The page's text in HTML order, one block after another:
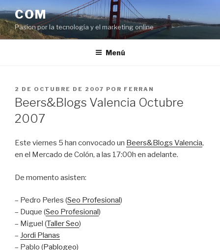
al
contenido
COM
Pasíon por la tecnología y el marketing online
Menú
PUBLICADO
EL
2 DE OCTUBRE DE 2007 POR FERRAN
Beers&Blogs Valencia Octubre
2007
Este viernes 5 han convocado un Beers&Blogs Valencia,
en el Mercado de Colón, a las 17:00h en adelante.
De momento asisten:
– Pedro Perles (Seo Profesional)
– Duque (Seo Profesional)
– Miguel (Taller Seo)
– Jordi Planas
– Pablo (Pablogeo)